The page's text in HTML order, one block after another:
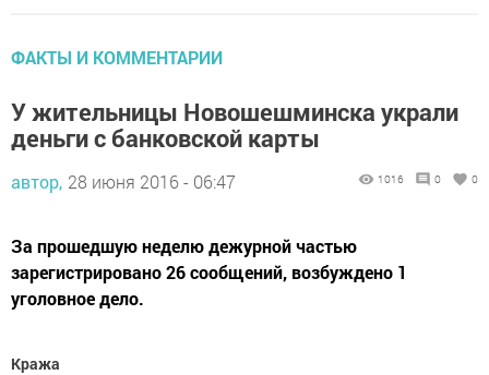
ФАКТЫ И КОММЕНТАРИИ
У жительницы Новошешминска украли
деньги с банковской карты
автор, 28 июня 2016 - 06:47 1016 0 0
За прошедшую неделю дежурной частью
зарегистрировано 26 сообщений, возбуждено 1
уголовное дело.
Кража